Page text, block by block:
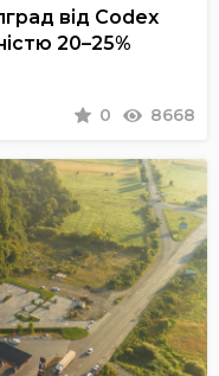
від Codex
20–25%
0 8668